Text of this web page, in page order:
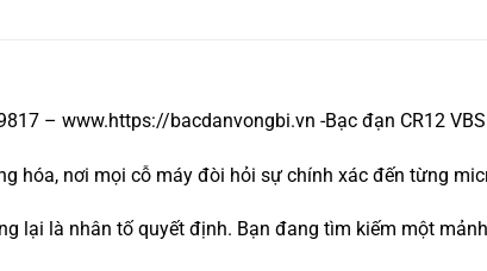
– www.https://bacdanvongbi.vn -Bạc đạn CR12 VBS
hóa, nơi mọi cỗ máy đòi hỏi sự chính xác đến từng
lại là nhân tố quyết định. Bạn đang tìm kiếm một